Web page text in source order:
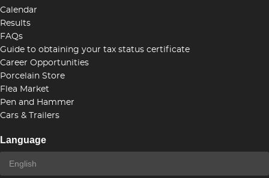
Calendar
Results
FAQs
Guide to obtaining your tax status certificate
Career Opportunities
Porcelain Store
Flea Market
Pen and Hammer
Cars & Trailers
Language